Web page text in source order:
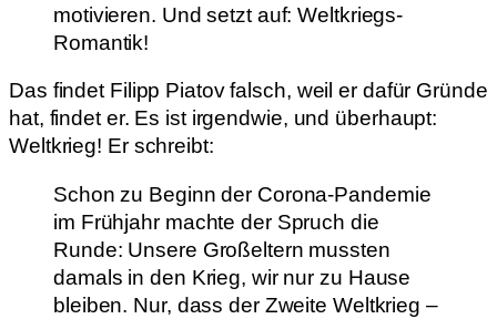
motivieren. Und setzt auf: Weltkriegs-
Romantik!
Das findet Filipp Piatov falsch, weil er dafür Gründe
hat, findet er. Es ist irgendwie, und überhaupt:
Weltkrieg! Er schreibt:
Schon zu Beginn der Corona-Pandemie
im Frühjahr machte der Spruch die
Runde: Unsere Großeltern mussten
damals in den Krieg, wir nur zu Hause
bleiben. Nur, dass der Zweite Weltkrieg –